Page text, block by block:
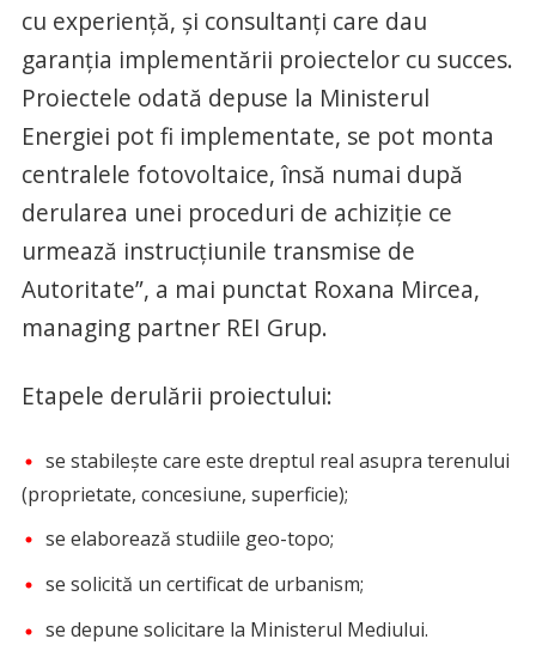
cu experiență, și consultanți care dau
garanția implementării proiectelor cu succes.
Proiectele odată depuse la Ministerul
Energiei pot fi implementate, se pot monta
centralele fotovoltaice, însă numai după
derularea unei proceduri de achiziție ce
urmează instrucțiunile transmise de
Autoritate”, a mai punctat Roxana Mircea,
managing partner REI Grup.
Etapele derulării proiectului:
se stabilește care este dreptul real asupra terenului
(proprietate, concesiune, superficie);
se elaborează studiile geo-topo;
se solicită un certificat de urbanism;
se depune solicitare la Ministerul Mediului.